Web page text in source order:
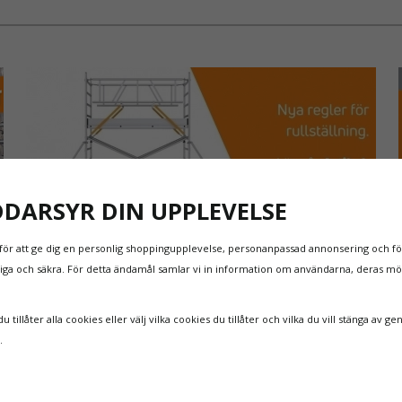
Är du
XXL går att
NYA REGLER FÖR RULLSTÄLLNING - AFS2023:9 &
Även om det kan verka högst osannolikt så är våra
DIN UPPLEVELSE
att ge dig en personlig shoppingupplevelse, personanpassad annonsering och
och säkra. För detta ändamål samlar vi in information om användarna, deras
tillåter alla cookies eller välj vilka cookies du tillåter och vilka du vill stänga av